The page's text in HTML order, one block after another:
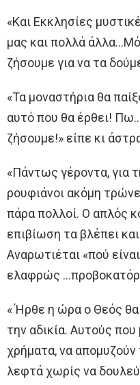
«Και Εκκλησίες
μας και πολλά
ζήσουμε για να τα
«Τα μοναστήρια θα
αυτό που θα έρθει!
ζήσουμε!» είπε κι
«Πάντως γέροντα, για
ρουφιάνοι ακόμη τρώνε
πάρα πολλοί. Ο απλός
επιβίωση τα βλέπει
Αναρωτιέται «πού
ελαφρώς
« Ήρθε η ώρα o Θεός
την αδικία. Αυτούς
χρήματα, να απομυζούν
λεφτά χωρίς να